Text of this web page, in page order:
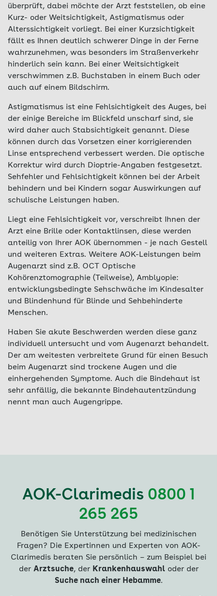
überprüft, dabei möchte der Arzt feststellen, ob eine
Kurz- oder Weitsichtigkeit, Astigmatismus oder
Alterssichtigkeit vorliegt. Bei einer Kurzsichtigkeit
fällt es Ihnen deutlich schwerer Dinge in der Ferne
wahrzunehmen, was besonders im Straßenverkehr
hinderlich sein kann. Bei einer Weitsichtigkeit
verschwimmen z.B. Buchstaben in einem Buch oder
auch auf einem Bildschirm.
Astigmatismus ist eine Fehlsichtigkeit des Auges, bei
der einige Bereiche im Blickfeld unscharf sind, sie
wird daher auch Stabsichtigkeit genannt. Diese
können durch das Vorsetzen einer korrigierenden
Linse entsprechend verbessert werden. Die optische
Korrektur wird durch Dioptrie-Angaben festgesetzt.
Sehfehler und Fehlsichtigkeit können bei der Arbeit
behindern und bei Kindern sogar Auswirkungen auf
schulische Leistungen haben.
Liegt eine Fehlsichtigkeit vor, verschreibt Ihnen der
Arzt eine Brille oder Kontaktlinsen, diese werden
anteilig von Ihrer AOK übernommen - je nach Gestell
und weiteren Extras. Weitere AOK-Leistungen beim
Augenarzt sind z.B. OCT Optische
Kohörenztomographie (Teilweise), Amblyopie:
entwicklungsbedingte Sehschwäche im Kindesalter
und Blindenhund für Blinde und Sehbehinderte
Menschen.
Haben Sie akute Beschwerden werden diese ganz
individuell untersucht und vom Augenarzt behandelt.
Der am weitesten verbreitete Grund für einen Besuch
beim Augenarzt sind trockene Augen und die
einhergehenden Symptome. Auch die Bindehaut ist
sehr anfällig, die bekannte Bindehautentzündung
nennt man auch Augengrippe.
AOK-Clarimedis 0800 1
265 265
Benötigen Sie Unterstützung bei medizinischen
Fragen? Die Expertinnen und Experten von AOK-
Clarimedis beraten Sie persönlich – zum Beispiel bei
der Arztsuche, der Krankenhauswahloder der
Suche nach einer Hebamme.